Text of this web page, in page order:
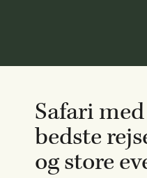
Safari
bedste
og store